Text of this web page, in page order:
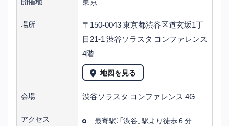
場所
〒150-0043 東京都渋谷区道玄坂1丁
目21-1 渋谷ソラスタ コンファレンス
4階
地図を見る
会場 渋谷ソラスタ コンファレンス 4G
アクセス
最寄駅：「渋谷」駅より徒歩 6 分